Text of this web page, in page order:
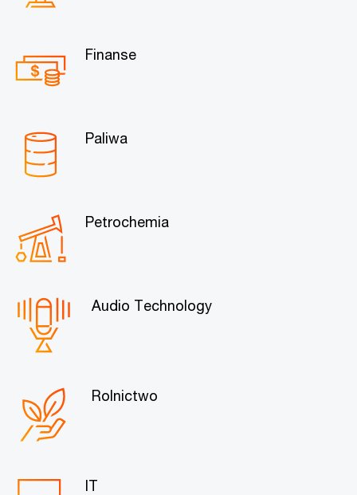
Finanse
Paliwa
Petrochemia
Audio Technology
Rolnictwo
IT